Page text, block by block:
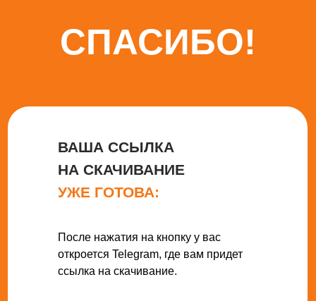
СПАСИБО!
ВАША ССЫЛКА
НА СКАЧИВАНИЕ
УЖЕ ГОТОВА:
После нажатия на кнопку у вас
откроется Telegram, где вам придет
ссылка на скачивание.